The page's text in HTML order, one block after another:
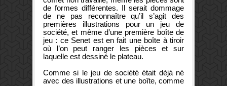
de formes différentes. Il serait dommage
de ne pas reconnaître qu’il s’agit des
premières illustrations pour un jeu de
société, et même d’une première boîte de
jeu : ce Senet est en fait une boîte à tiroir
où l’on peut ranger les pièces et sur
laquelle est dessiné le plateau.
Comme si le jeu de société était déjà né
avec des illustrations et une boîte, comme